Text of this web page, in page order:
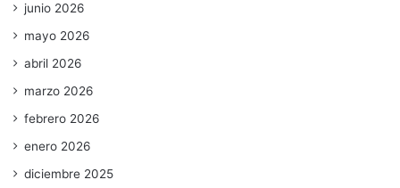
junio 2026
mayo 2026
abril 2026
marzo 2026
febrero 2026
enero 2026
diciembre 2025